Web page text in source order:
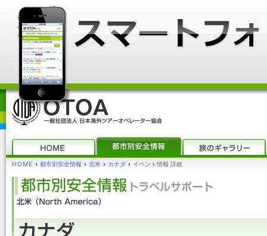
HOME › 都市別安全情報 › 北米 › カナダ › イベント情報 詳細